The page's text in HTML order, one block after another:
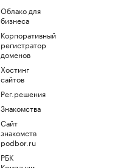
Облако для
бизнеса
Корпоративный
регистратор
доменов
Хостинг
сайтов
Рег.решения
Знакомства
Сайт
знакомств
podbor.ru
РБК